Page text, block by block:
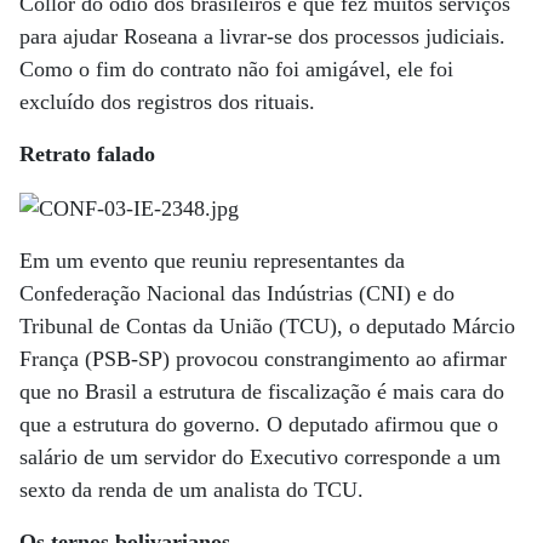
para ajudar Roseana a livrar-se dos processos judiciais.
Como o fim do contrato não foi amigável, ele foi
excluído dos registros dos rituais.
Retrato falado
Em um evento que reuniu representantes da
Confederação Nacional das Indústrias (CNI) e do
Tribunal de Contas da União (TCU), o deputado Márcio
França (PSB-SP) provocou constrangimento ao afirmar
que no Brasil a estrutura de fiscalização é mais cara do
que a estrutura do governo. O deputado afirmou que o
salário de um servidor do Executivo corresponde a um
sexto da renda de um analista do TCU.